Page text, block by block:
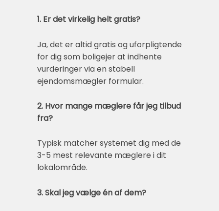
1. Er det virkelig helt gratis?
Ja, det er altid gratis og uforpligtende
for dig som boligejer at indhente
vurderinger via en stabell
ejendomsmægler formular.
2. Hvor mange mæglere får jeg tilbud
fra?
Typisk matcher systemet dig med de
3-5 mest relevante mæglere i dit
lokalområde.
3. Skal jeg vælge én af dem?